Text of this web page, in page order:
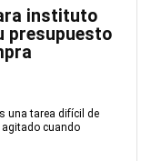
instituto
presupuesto
una tarea difícil de
agitado cuando